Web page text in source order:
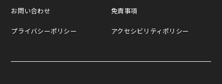
お問い合わせ
プライバシーポリシー
免責事項
アクセシビリティポリシー